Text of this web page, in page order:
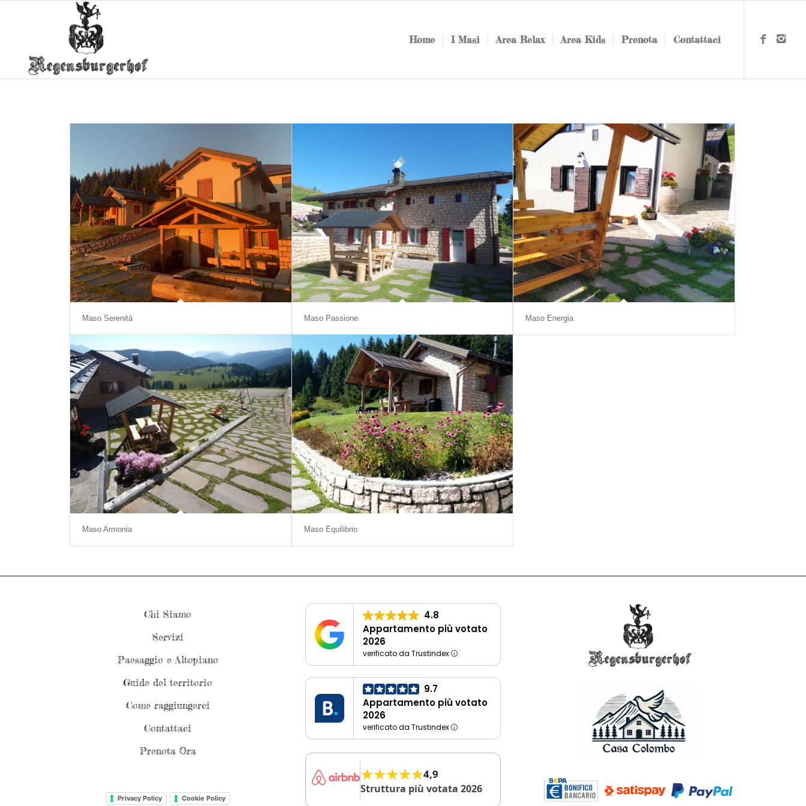
Home I Masi Area Relax Area Kids Prenota Contattaci
Maso Serenità Maso Passione Maso Energia
Maso Armonia Maso Equilibrio
Chi Siamo
Servizi
Paesaggio e Altopiano
Guide del territorio
Come raggiungerci
Contattaci
Prenota Ora
Privacy Policy Cookie Policy
4.8
Appartamento più votato
2026
verificato da Trustindex
9.7
Appartamento più votato
2026
verificato da Trustindex
★★★★★
★★★★★4,9
Struttura più votata 2026